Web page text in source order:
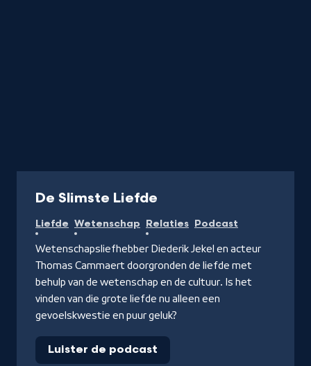
De Slimste Liefde
Liefde Wetenschap Relaties Podcast
Wetenschapsliefhebber Diederik Jekel en acteur
Thomas Cammaert doorgronden de liefde met
behulp van de wetenschap en de cultuur. Is het
vinden van die grote liefde nu alleen een
gevoelskwestie en puur geluk?
Luister de podcast